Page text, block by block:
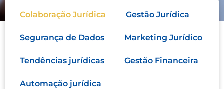
Colaboração Jurídica Gestão Jurídica
Segurança de Dados Marketing Jurídico
Tendências jurídicas Gestão Financeira
Automação jurídica